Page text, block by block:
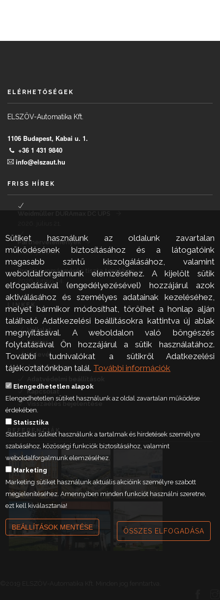
ELÉRHETŐSÉGEK
ELSZÖV-Automatika Kft.
1106 Budapest, Kabai u. 1.
+36 1 431 9840
info@elszaut.hu
FRISS HÍREK
Partnervélemények
2026. július 21.
Precíz nyomásmérés tiszta terekben
2026. június 24.
LINKEK
Vállalat
Karrier
Hírlevél
Adatvédelem
Kapcsolat
REFERENCIÁK
Sütiket használunk az oldalunk zavartalan
működésének biztosításához és a látogatóink
magasabb szintű kiszolgálásához, valamint
weboldalforgalmunk elemzéséhez. A kijelölt sütik
elfogadásával (engedélyezésével) hozzájárul azok
aktiválásához és személyes adatainak kezeléséhez,
melyet bármikor módosíthat, törölhet a honlap alján
található Adatkezelési beállításokra kattintva új ablak
megnyitásával. A weboldalon való böngészés
folytatásával Ön hozzájárul a sütik használatához.
További tudnivalókat a sütikről Adatkezelési
tájékoztatónkban talál. További információk
Elengedhetetlen alapok
Elengedhetetlen sütiket használunk az oldal zavartalan működése
érdekében.
Statisztika
Statisztikai sütiket használunk a tartalmak és hirdetések személyre
szabásához, közösségi funkciók biztosításához, valamint
weboldalforgalmunk elemzéséhez.
Marketing
Marketing sütiket használunk aktuális akcióink személyre szabott
megjelenítéséhez. Amennyiben minden funkciót használni szeretne,
ezt kell kiválasztania!
BEÁLLÍTÁSOK MENTÉSE ÖSSZES ELFOGADÁSA